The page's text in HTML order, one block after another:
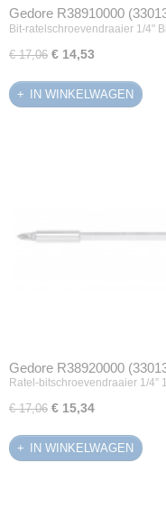
Gedore R38910000
Bit-ratelschroevendraaier 1/4"
€ 17,06 € 14,53
IN WINKELWAGEN
Gedore R38920000
Ratel-bitschroevendraaier 1/
€ 17,06 € 15,34
IN WINKELWAGEN